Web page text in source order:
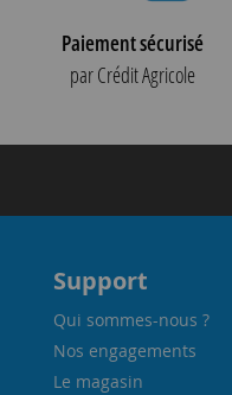
Paiement sécurisé
par Crédit Agricole
Support
Qui sommes-nous ?
Nos engagements
Le magasin